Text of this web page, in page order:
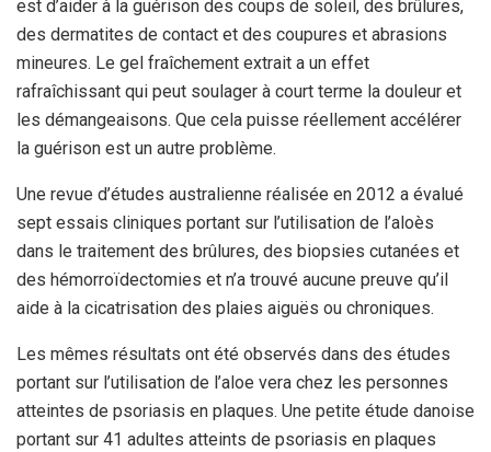
est d’aider à la guérison des coups de soleil, des brûlures,
des dermatites de contact et des coupures et abrasions
mineures. Le gel fraîchement extrait a un effet
rafraîchissant qui peut soulager à court terme la douleur et
les démangeaisons. Que cela puisse réellement accélérer
la guérison est un autre problème.
Une revue d’études australienne réalisée en 2012 a évalué
sept essais cliniques portant sur l’utilisation de l’aloès
dans le traitement des brûlures, des biopsies cutanées et
des hémorroïdectomies et n’a trouvé aucune preuve qu’il
aide à la cicatrisation des plaies aiguës ou chroniques.
Les mêmes résultats ont été observés dans des études
portant sur l’utilisation de l’aloe vera chez les personnes
atteintes de psoriasis en plaques. Une petite étude danoise
portant sur 41 adultes atteints de psoriasis en plaques